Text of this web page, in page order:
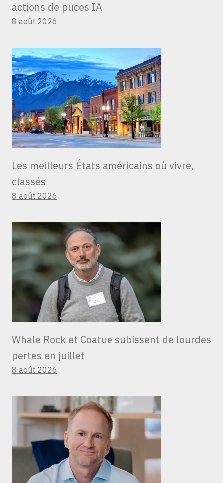
actions de puces IA
8 août 2026
Les meilleurs États américains où vivre,
classés
8 août 2026
Whale Rock et Coatue subissent de lourdes
pertes en juillet
8 août 2026